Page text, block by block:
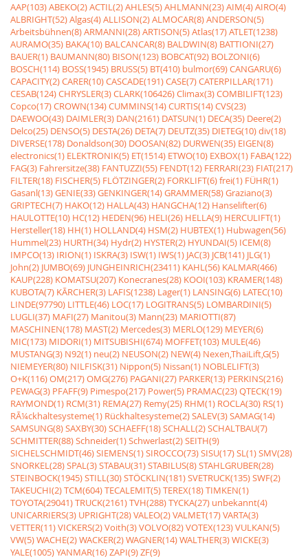
AAP(103)ABEKO(2)ACTIL(2)AHLES(5)AHLMANN(23)AIM(4)AIRO(4)
ALBRIGHT(52)Algas(4)ALLISON(2)ALMOCAR(8)ANDERSON(5)
Arbeitsbühnen(8)ARMANNI(28)ARTISON(5)Atlas(17)ATLET(1238)
AURAMO(35) BAKA(10) BALCANCAR(8) BALDWIN(8) BATTIONI(27)
BAUER(1) BAUMANN(80) BISON(123) BOBCAT(92) BOLZONI(6)
BOSCH(114) BOSS(1945) BRUSS(5) BT(410) bulmor(69)CANGARU(6)
CAPACITY(2)CARER(10)CASCADE(191)CASE(7)CATERPILLAR(171)
CESAB(124)CHRYSLER(3)CLARK(106426)Climax(3)COMBILIFT(123)
Copco(17)CROWN(134)CUMMINS(14)CURTIS(14)CVS(23)
DAEWOO(43) DAIMLER(3) DAN(2161) DATSUN(1) DECA(35) Deere(2)
Delco(25) DENSO(5) DESTA(26) DETA(7) DEUTZ(35) DIETEG(10)div(18)
DIVERSE(178) Donaldson(30) DOOSAN(82) DURWEN(35) EIGEN(8)
electronics(1) ELEKTRONIK(5) ET(1514) ETWO(10) EXBOX(1) FABA(122)
FAG(3) Fahrersitze(38) FANTUZZI(55) FENDT(12) FERRARI(23) FIAT(217)
FILTER(18) FISCHER(5) FLÖTZINGER(2) FORKLIFT(6)frei(1) FÜHR(1)
Gasanl(13)GENIE(33)GENKINGER(14)GRAMMER(58)Graziano(3)
GRIPTECH(7) HAKO(12) HALLA(43) HANGCHA(12) Hanselifter(6)
HAULOTTE(10) HC(12) HEDEN(96) HELI(26) HELLA(9) HERCULIFT(1)
Hersteller(18) HH(1) HOLLAND(4) HSM(2) HUBTEX(1) Hubwagen(56)
Hummel(23) HURTH(34) Hydr(2) HYSTER(2) HYUNDAI(5) ICEM(8)
IMPCO(13) IRION(1) ISKRA(3) ISW(1) IWS(1) JAC(3) JCB(141) JLG(1)
John(2) JUMBO(69) JUNGHEINRICH(23411) KAHL(56) KALMAR(466)
KAUP(228) KOMATSU(207) Konecranes(28) KOOI(103) KRAMER(148)
KUBOTA(7) KÃRCHER(3) LAFIS(1238) Lager(1) LANSING(6) LATEC(10)
LINDE(97790) LITTLE(46) LOC(17) LOGITRANS(5) LOMBARDINI(5)
LUGLI(37) MAFI(27) Manitou(3) Mann(23) MARIOTTI(87)
MASCHINEN(178) MAST(2) Mercedes(3) MERLO(129) MEYER(6)
MIC(173) MIDORI(1) MITSUBISHI(674) MOFFET(103) MULE(46)
MUSTANG(3) N92(1) neu(2) NEUSON(2) NEW(4) Nexen,ThaiLift,G(5)
NIEMEYER(80) NILFISK(31) Nippon(5) Nissan(1) NOBLELIFT(3)
O+K(116)OM(217)OMG(276) PAGANI(27) PARKER(13) PERKINS(216)
PEWAG(3) PFAFF(9) Pimespo(217) Power(5) PRAMAC(23)QTECK(19)
RAYMOND(1) RCM(31) REMA(27) Remy(25) RHM(1) ROCLA(30) RS(1)
RÃ¼ckhaltesysteme(1) Rückhaltesysteme(2)SALEV(3)SAMAG(14)
SAMSUNG(8)SAXBY(30)SCHAEFF(18)SCHALL(2)SCHALTBAU(7)
SCHMITTER(88)Schneider(1)Schwerlast(2)SEITH(9)
SICHELSCHMIDT(46)SIEMENS(1)SIROCCO(73)SISU(17)SL(1)SMV(28)
SNORKEL(28)SPAL(3)STABAU(31)STABILUS(8)STAHLGRUBER(28)
STEINBOCK(1945)STILL(30)STÖCKLIN(181)SVETRUCK(135)SWF(2)
TAKEUCHI(2)TCM(604)TECALEMIT(5)TEREX(18)TIMKEN(1)
TOYOTA(29041)TRUCK(2161)TVH(288)TYCKA(27) unbekannt(4)
UNICARRIERS(3) UPRIGHT(28)VALEO(2)VALMET(17)VARTA(3)
VETTER(11)VICKERS(2)Voith(3)VOLVO(82)VOTEX(123)VULKAN(5)
VW(5)WACHE(2)WACKER(2)WAGNER(14)WALTHER(3)WICKE(3)
YALE(1005)YANMAR(16)ZAPI(9)ZF(9)